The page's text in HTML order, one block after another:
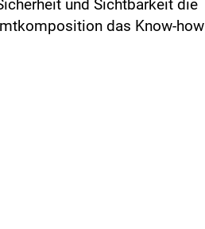
und Sichtbarkeit die
das Know-how